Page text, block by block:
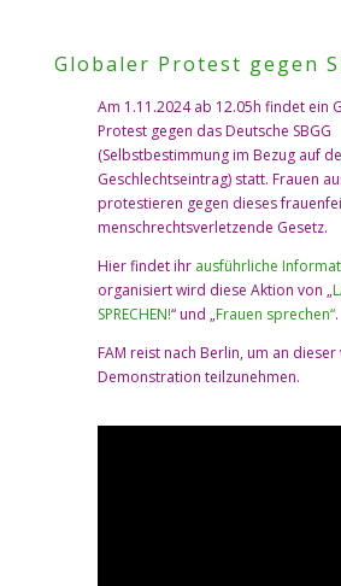
Globaler Protest gegen
Am 1.11.2024 ab 12.05h findet ein
Protest gegen das Deutsche SBGG
(Selbstbestimmung im Bezug auf
Geschlechtseintrag) statt. Frauen
protestieren gegen dieses
menschrechtsverletzende Gesetz.
Hier findet ihr ausführliche
organisiert wird diese Aktion von „
SPRECHEN!“ und „Frauen sprechen“.
FAM reist nach Berlin, um an dieser
Demonstration teilzunehmen.